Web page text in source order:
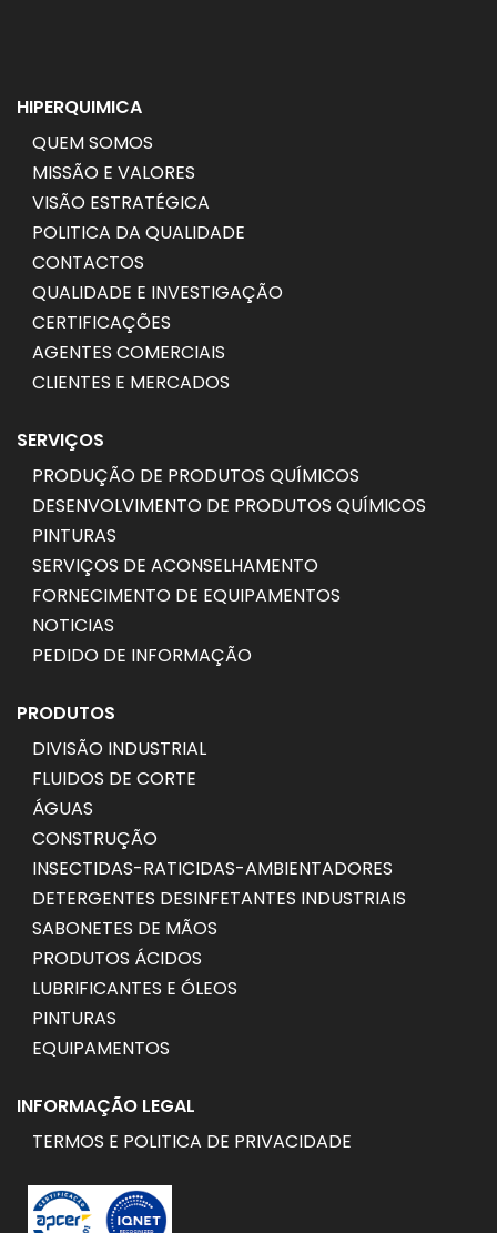
HIPERQUIMICA
QUEM SOMOS
MISSÃO E VALORES
VISÃO ESTRATÉGICA
POLITICA DA QUALIDADE
CONTACTOS
QUALIDADE E INVESTIGAÇÃO
CERTIFICAÇÕES
AGENTES COMERCIAIS
CLIENTES E MERCADOS
SERVIÇOS
PRODUÇÃO DE PRODUTOS QUÍMICOS
DESENVOLVIMENTO DE PRODUTOS QUÍMICOS
PINTURAS
SERVIÇOS DE ACONSELHAMENTO
FORNECIMENTO DE EQUIPAMENTOS
NOTICIAS
PEDIDO DE INFORMAÇÃO
PRODUTOS
DIVISÃO INDUSTRIAL
FLUIDOS DE CORTE
ÁGUAS
CONSTRUÇÃO
INSECTIDAS-RATICIDAS-AMBIENTADORES
DETERGENTES DESINFETANTES INDUSTRIAIS
SABONETES DE MÃOS
PRODUTOS ÁCIDOS
LUBRIFICANTES E ÓLEOS
PINTURAS
EQUIPAMENTOS
INFORMAÇÃO LEGAL
TERMOS E POLITICA DE PRIVACIDADE